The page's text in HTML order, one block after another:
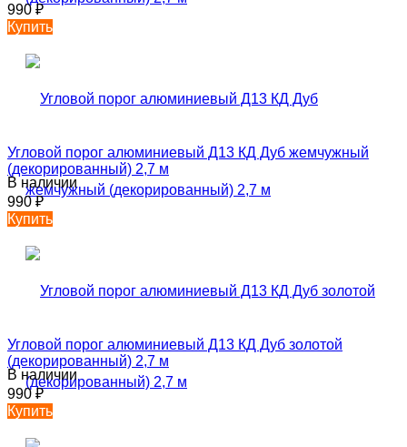
990 ₽
Купить
Угловой порог алюминиевый Д13 КД Дуб жемчужный
(декорированный) 2,7 м
В наличии
990₽
Купить
Угловой порог алюминиевый Д13 КД Дуб золотой
(декорированный) 2,7 м
В наличии
990 ₽
Купить